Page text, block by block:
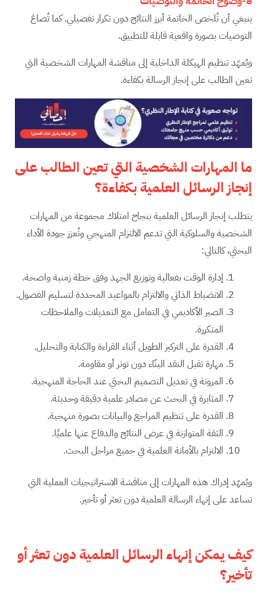
ينبغي أن تُلخص الخاتمة أبرز النتائج دون تكرار تفصيلي. كما تُصاغ
التوصيات بصورة واقعية قابلة للتطبيق.
ويُمهّد تنظيم الهيكلة الداخلية إلى مناقشة المهارات الشخصية التي
تعين الطالب على إنجاز الرسالة بكفاءة.
ما المهارات الشخصية التي تعين الطالب على
إنجاز الرسائل العلمية بكفاءة؟
يتطلب إنجاز الرسائل العلمية بنجاح امتلاك مجموعة من المهارات
الشخصية والسلوكية التي تدعم الالتزام المنهجي وتُعزز جودة الأداء
البحثي، كالتالي:
إدارة الوقت بفعالية وتوزيع الجهد وفق خطة زمنية واضحة.
الانضباط الذاتي والالتزام بالمواعيد المحددة لتسليم الفصول.
الصبر الأكاديمي في التعامل مع التعديلات والملاحظات
المتكررة.
القدرة على التركيز الطويل أثناء القراءة والكتابة والتحليل.
مهارة تقبل النقد البنّاء دون توتر أو مقاومة.
المرونة في تعديل التصميم البحثي عند الحاجة المنهجية.
المثابرة في البحث عن مصادر علمية دقيقة وحديثة.
القدرة على تنظيم المراجع والبيانات بصورة منهجية.
الثقة المتوازنة في عرض النتائج والدفاع عنها علميًا.
الالتزام بالأمانة العلمية في جميع مراحل البحث.
ويُمهّد إدراك هذه المهارات إلى مناقشة الاستراتيجيات العملية التي
تساعد على إنهاء الرسالة العلمية دون تعثر أو تأخير.
كيف يمكن إنهاء الرسائل العلمية دون تعثر أو
تأخير؟